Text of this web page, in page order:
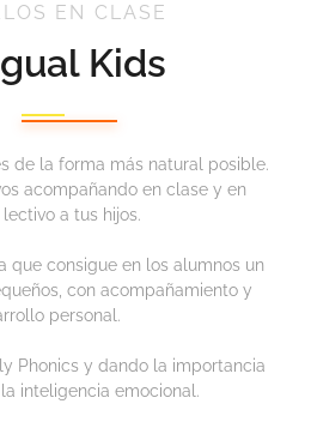
EN CLASE
Kids
de la forma más natural posible.
acompañando en clase y en
lectivo a tus hijos.
que consigue en los alumnos un
con acompañamiento y
personal.
Phonics y dando la importancia
inteligencia emocional.